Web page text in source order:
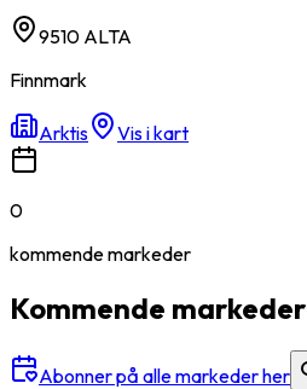
9510 ALTA
Finnmark
Arktis Vis i kart
0
kommendemarkeder
Kommende markeder
Abonner på alle markeder her